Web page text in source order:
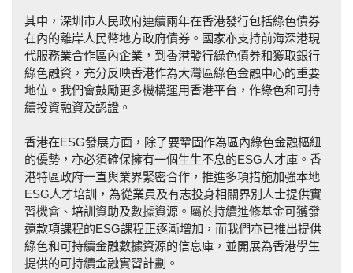
其中，深圳市人民政府連續兩年在香港發行包括綠色債券
在內的離岸人民幣地方政府債券。國家亦支持前海深港現
代服務業合作區內企業，到香港發行綠色債券和獲取銀行
綠色融資，充分反映香港作為大灣區綠色金融中心的重要
地位。我們會鼓勵更多機構運用香港平台，作綠色和可持
續投資融資及認證。
香港在ESG發展方面，除了要鞏固作為區內綠色金融樞紐
的優勢，亦必須確保擁有一個生生不息的ESG人才庫。香
港特區政府一直與業界緊密合作，推進多項措施加強本地
ESG人才培訓，為從業員及有志投身相關界別人士提供實
習機會、培訓資助及數據資源。屬於持續進修基金可獲發
還款項課程的ESG課程正逐漸增加，而我們亦已推出提供
綠色和可持續金融數據資源的信息庫，並開展為香港學生
提供的可持續金融實習計劃。